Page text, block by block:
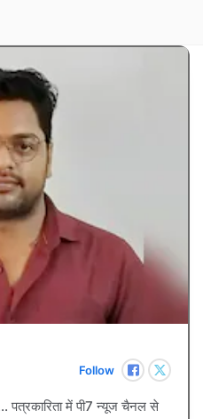
Follow
पत्रकारिता में पी7 न्यूज चैनल से